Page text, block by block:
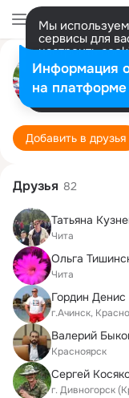
Мы
сервисы для
настроить
Разрешить
Добавить в друзья
Друзья 82
Татьяна
Чита
Ольга
Чита
Гордин Денис
г.Ачинск,
Валерий
Красноярск
Сергей
г. Дивногорск
Информация
на